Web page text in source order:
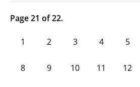
Page 21 of 22.
1 2 3 4 5
8 9 10 11 12